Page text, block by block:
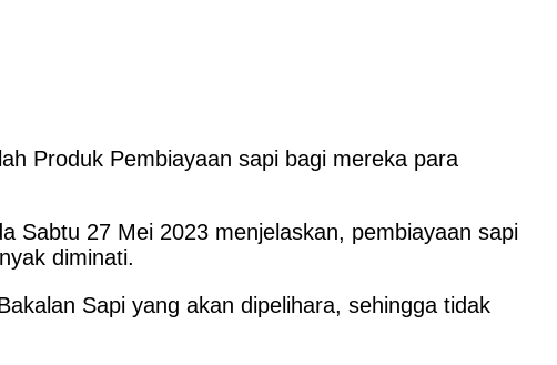
Produk Pembiayaan sapi bagi mereka para
Sabtu 27 Mei 2023 menjelaskan, pembiayaan sapi
diminati.
Sapi yang akan dipelihara, sehingga tidak